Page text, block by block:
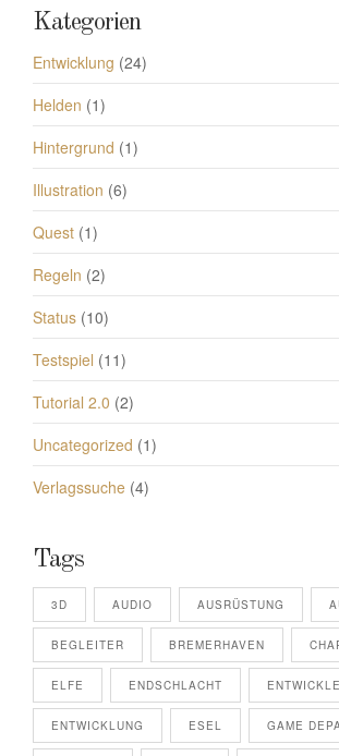
Kategorien
Entwicklung (24)
Helden (1)
Hintergrund (1)
Illustration (6)
Quest (1)
Regeln (2)
Status (10)
Testspiel (11)
Tutorial 2.0 (2)
Uncategorized (1)
Verlagssuche (4)
Tags
3D AUDIO AUSRÜSTUNG
BEGLEITER BREMERHAVEN
ELFE ENDSCHLACHT
ENTWICKLUNG ESEL GAME